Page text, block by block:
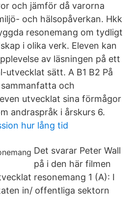
och jämför då varorna
och hälsopåverkan. Hkk
resonemang om tydligt
i olika verk. Eleven kan
av läsningen på ett
utvecklat sätt. A B1 B2 På
och
utvecklat sina förmågor
andraspråk i årskurs 6.
hur lång tid
Det svarar Peter Wall
på i den här filmen
resonemang 1 (A): I
in/ offentliga sektorn